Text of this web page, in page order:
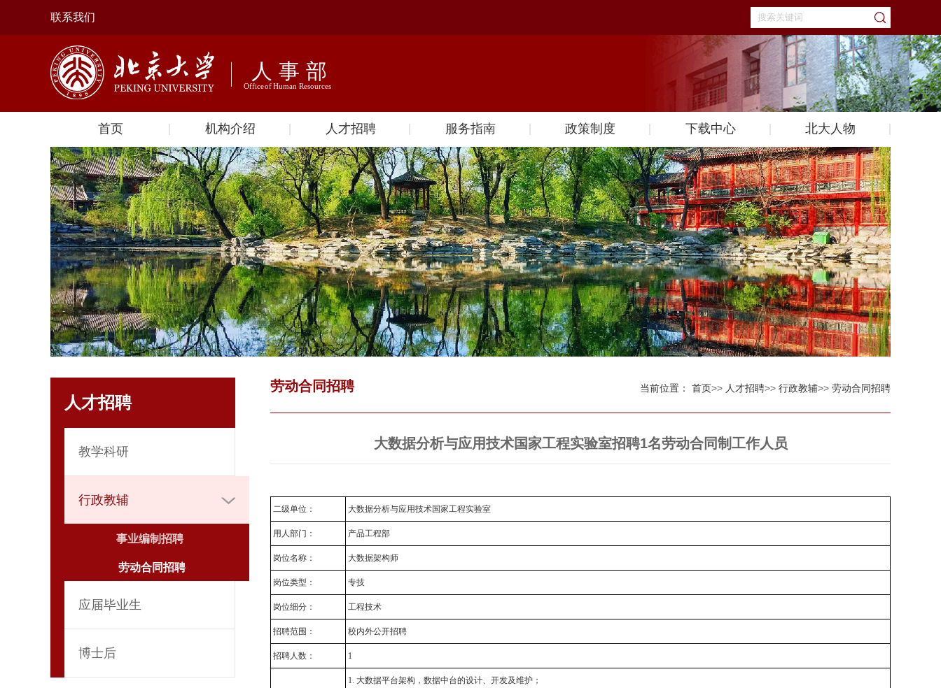
联系我们
首页 机构介绍 人才招聘 服务指南 政策制度 下载中心 北大人物
人才招聘
教学科研
行政教辅
事业编制招聘
劳动合同招聘
应届毕业生
博士后
劳动合同招聘 当前位置： 首页>> 人才招聘>> 行政教辅>> 劳动合同招聘
大数据分析与应用技术国家工程实验室招聘1名劳动合同制工作人员
二级单位： 大数据分析与应用技术国家工程实验室
用人部门： 产品工程部
岗位名称： 大数据架构师
岗位类型： 专技
岗位细分： 工程技术
招聘范围： 校内外公开招聘
招聘人数： 1
1. 大数据平台架构，数据中台的设计、开发及维护；